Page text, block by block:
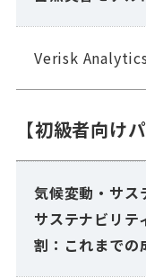
Verisk
【初級者向け
気候変動・サス
サステナビリテ
割：これまでの